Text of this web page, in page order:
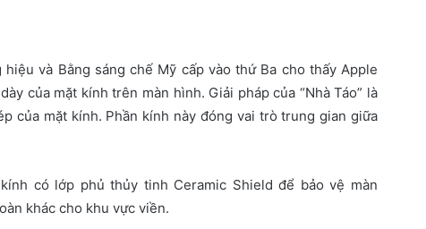
và Bằng sáng chế Mỹ cấp vào thứ Ba cho thấy Apple
của mặt kính trên màn hình. Giải pháp của “Nhà Táo” là
của mặt kính. Phần kính này đóng vai trò trung gian giữa
có lớp phủ thủy tinh Ceramic Shield để bảo vệ màn
khác cho khu vực viền.